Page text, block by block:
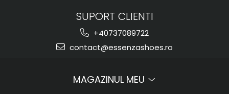
SUPORT CLIENTI
+40737089722
contact@essenzashoes.ro
MAGAZINUL MEU